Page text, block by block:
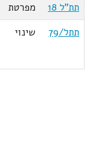
תת"ל 18
מפרטת
תתל/79
שינוי